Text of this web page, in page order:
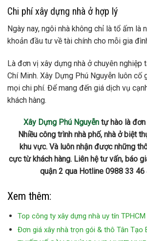
Chi phí xây dựng nhà ở hợp lý
Ngày nay, ngôi nhà không chỉ là tổ ấm là
khoản đầu tư về tài chính cho mỗi gia
Là đơn vị xây dựng nhà ở chuyên nghiệp
Chí Minh. Xây Dựng Phú Nguyễn luôn cố
mọi chi phí. Để mang đến giá dịch vụ
khách hàng.
Xây Dựng Phú Nguyễn tự hào là
Nhiều công trình nhà phố, nhà ở biệt
khu vực. Và luôn nhận được những
cực từ khách hàng. Liên hệ tư vấn, báo
quận 2 qua Hotline 0988 33
Xem thêm:
Top công ty xây dựng nhà uy tín TPHCM
Đơn giá xây nhà trọn gói & thô Tân Tạo